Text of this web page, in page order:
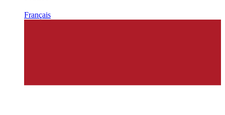
Français